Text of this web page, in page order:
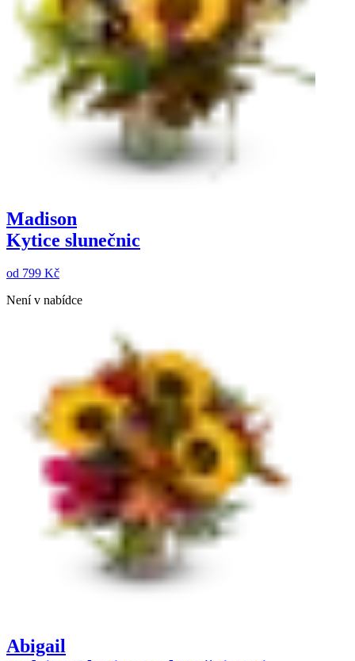
Madison
Kytice slunečnic
od 799 Kč
Není v nabídce
Abigail